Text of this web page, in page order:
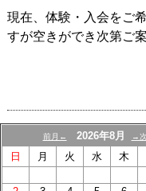
現在、体験・入会をご
すが空きができ次第ご
前月← 2026年8月 →
日 月 火 水 木